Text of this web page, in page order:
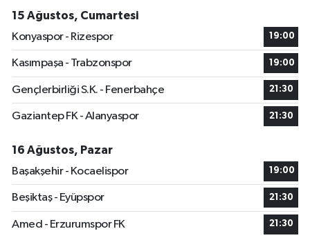
15 Ağustos, Cumartesi
Konyaspor - Rizespor
19:00
Kasımpaşa - Trabzonspor 19:00
Gençlerbirliği S.K. - Fenerbahçe 21:30
Gaziantep FK - Alanyaspor 21:30
16 Ağustos, Pazar
Başakşehir - Kocaelispor
19:00
Beşiktaş - Eyüpspor 21:30
Amed - Erzurumspor FK 21:30